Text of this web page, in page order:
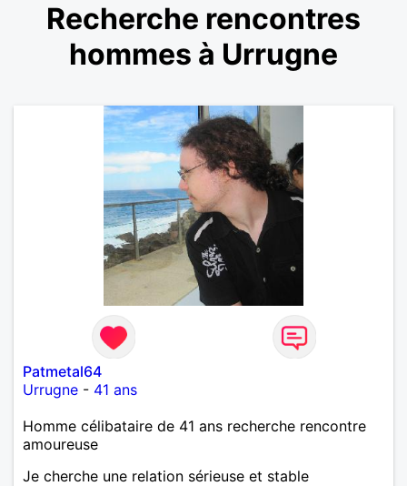
Recherche rencontres
hommes à Urrugne
Patmetal64
Urrugne - 41 ans
Homme célibataire de 41 ans recherche rencontre
amoureuse
Je cherche une relation sérieuse et stable